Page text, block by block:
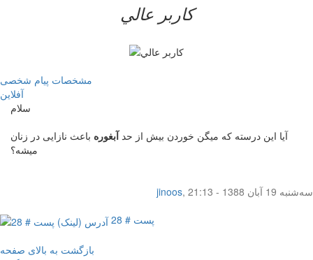
کاربر عالي
مشخصات پیام شخصی
آفلاين
سلام
آیا این درسته که میگن خوردن بیش از حدآبغوره باعث نازایی در زنان
میشه؟
jinoos,
سه‌شنبه 19 آبان 1388 - 21:13
پست # 28
بازگشت به بالای صفحه